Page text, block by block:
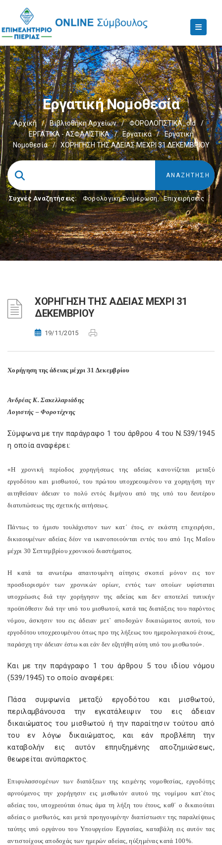
Εργατική Νομοθεσία
Αρχική / Βιβλιοθήκη Αρχείων / ΦΟΡΟΛΟΓΙΣΤΙΚΑ_old
/
ΕΡΓΑΤΙΚΑ - ΑΣΦΑΛΙΣΤΙΚΑ
/ Εργατικά /
Εργατική
Νομοθεσία
/ ΧΟΡΗΓΗΣΗ ΤΗΣ ΑΔΕΙΑΣ ΜΕΧΡΙ 31 ΔΕΚΕΜΒΡΙΟΥ
Συχνές Αναζητήσεις: Φορολογικη Ενημέρωση, Επιχειρήσεις
ΧΟΡΗΓΗΣΗ ΤΗΣ ΑΔΕΙΑΣ ΜΕΧΡΙ 31
ΔΕΚΕΜΒΡΙΟΥ
19/11/2015
Χορήγηση της άδειας μέχρι 31 Δεκεμβρίου
Ανδρέας Κ. Σακελλαριάδης
Λογιστής – Φοροτέχνης
Σύμφωνα με την παράγραφο 1 του άρθρου 4 του Ν.539/1945
η οποία αναφέρει:
«Η χρονική περίοδος χορηγήσεως της αδείας κανονίζεται μεταξύ
εργοδότου και μισθωτού, του πρώτου υποχρεουμένου να χορηγήση την
αιτηθείσαν άδειαν το πολύ εντός διμήνου από της υπό του δευτέρου
διατυπώσεως της σχετικής αιτήσεως.
Πάντως το ήμισυ τουλάχιστον των κατ΄ έτος, εν εκάστη επιχειρήσει,
δικιαουμένων αδείας δέον να ικανοποιούνται εντός του από 1ης Μαΐου
μέχρι 30 Σεπτεμβρίου χρονικού διαστήματος.
Η κατά τα ανωτέρω απαιτουμένη αίτησις σκοπεί μόνον εις τον
προσδιορισμόν των χρονικών ορίων, εντός των οποίων υφίσταται
υποχρέωσις διά την χορήγησιν της αδείας και δεν αποτελεί τυπικήν
προϋπόθεσιν διά την υπό του μισθωτού, κατά τας διατάξεις του παρόντος
νόμου, άσκησιν του εις άδειαν μετ` αποδοχών δικαιώματος αυτού, του
εργοδότου υποχρεουμένου όπως προ της λήξεως του ημερολογιακού έτους,
παράσχη την άδειαν έστω και εάν δεν εζητήθη αύτη υπό του μισθωτού».
Και με την παράγραφο 1 του άρθρου 5 του ιδίου νόμου
(539/1945) το οποίο αναφέρει:
Πάσα συμφωνία μεταξύ εργοδότου και μισθωτού,
περιλαμβάνουσα την εγκατάλειψιν του εις άδειαν
δικαιώματος του μισθωτού ή την παραίτησιν τούτου από
του εν λόγω δικαιώματος, και εάν προβλέπη την
καταβολήν εις αυτόν επηυξημένης αποζημιώσεως,
θεωρείται ανύπαρκτος.
Επιφυλασσομένων των διατάξεων της κειμένης νομοθεσίας, εργοδότης
αρνούμενος την χορήγησιν εις μισθωτόν αυτού της νομίμου κατ`έτος
αδείας του, υποχρεούται όπως άμα τη λήξη του έτους, καθ΄ ο δικαιούται
αδείας ο μισθωτός, και μετά προηγουμένην διαπίστωσιν της παραλείψεως
ταύτης υπό οργάνου του Υπουργείου Εργασίας, καταβάλη εις αυτόν τας
αντιστοίχους αποδοχάς των ημερών αδείας, ηύξημένας κατά 100%.